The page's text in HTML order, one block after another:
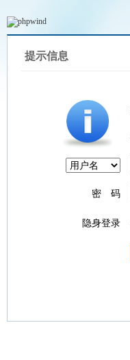
提示信息
密 码
隐身登录